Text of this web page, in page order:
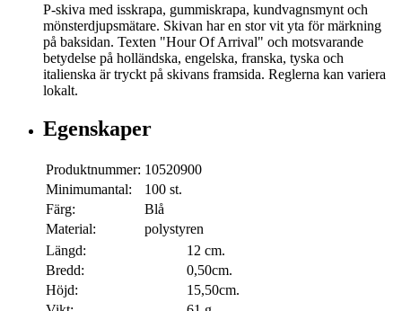
P-skiva med isskrapa, gummiskrapa, kundvagnsmynt och
mönsterdjupsmätare. Skivan har en stor vit yta för märkning
på baksidan. Texten "Hour Of Arrival" och motsvarande
betydelse på holländska, engelska, franska, tyska och
italienska är tryckt på skivans framsida. Reglerna kan variera
lokalt.
Egenskaper
Produktnummer: 10520900
Minimumantal:
100 st.
Färg:
Blå
Material:
polystyren
Längd:
12 cm.
Bredd:
0,50cm.
Höjd:
15,50cm.